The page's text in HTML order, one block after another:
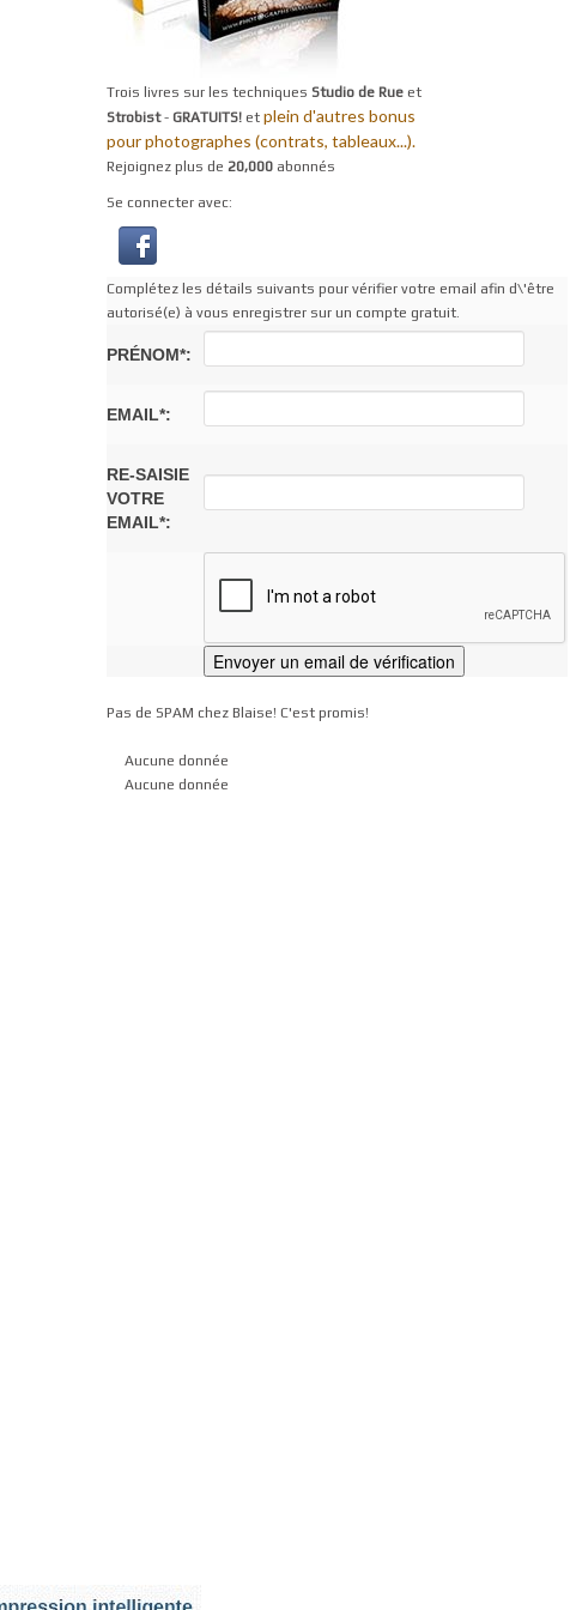
Trois livres sur les techniques Studio de Rueet
Strobist- GRATUITS! et plein d'autres bonus
pour photographes (contrats, tableaux...).
Rejoignez plus de 20,000abonnés
Se connecter avec:
Complétez les détails suivants pour vérifier votre email afin d\'être
autorisé(e) à vous enregistrer sur un compte gratuit.
PRÉNOM*:
EMAIL*:
RE-SAISIE
VOTRE
EMAIL*:
Pas de SPAM chez Blaise! C'est promis!
Aucune donnée
Aucune donnée